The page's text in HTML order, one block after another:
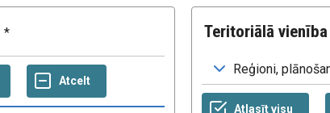
Teritoriālā vienība